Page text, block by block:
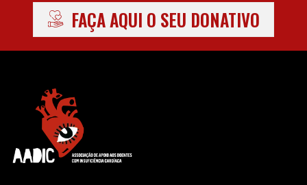
FAÇA AQUI O SEU DONATIVO